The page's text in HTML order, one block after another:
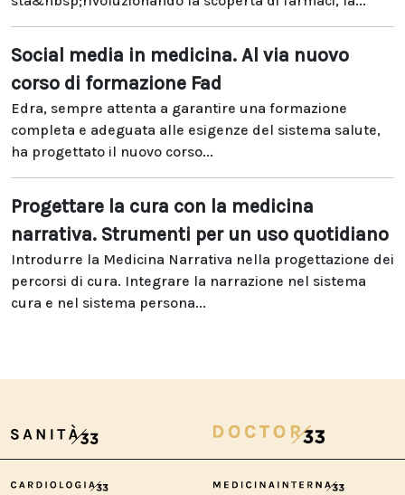
Social media in medicina. Al via nuovo
corso di formazione Fad
Edra, sempre attenta a garantire una formazione
completa e adeguata alle esigenze del sistema salute,
ha progettato il nuovo corso...
Progettare la cura con la medicina
narrativa. Strumenti per un uso quotidiano
Introdurre la Medicina Narrativa nella progettazione dei
percorsi di cura. Integrare la narrazione nel sistema
cura e nel sistema persona...